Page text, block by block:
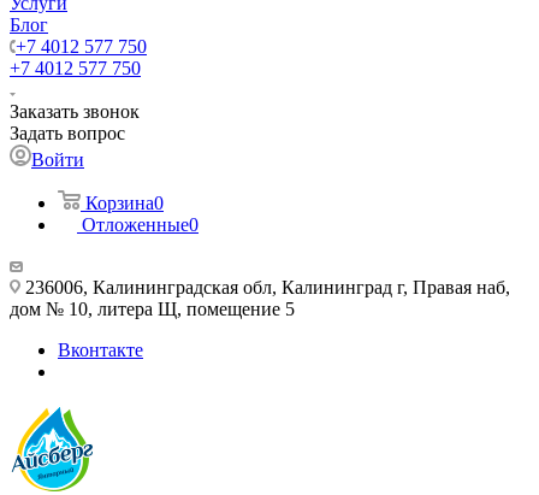
Блог
+7 4012 577 750
+7 4012 577 750
Заказать звонок
Задать вопрос
Войти
Корзина0
Отложенные0
236006, Калининградская обл, Калининград г, Правая наб,
дом № 10, литера Щ, помещение 5
Вконтакте